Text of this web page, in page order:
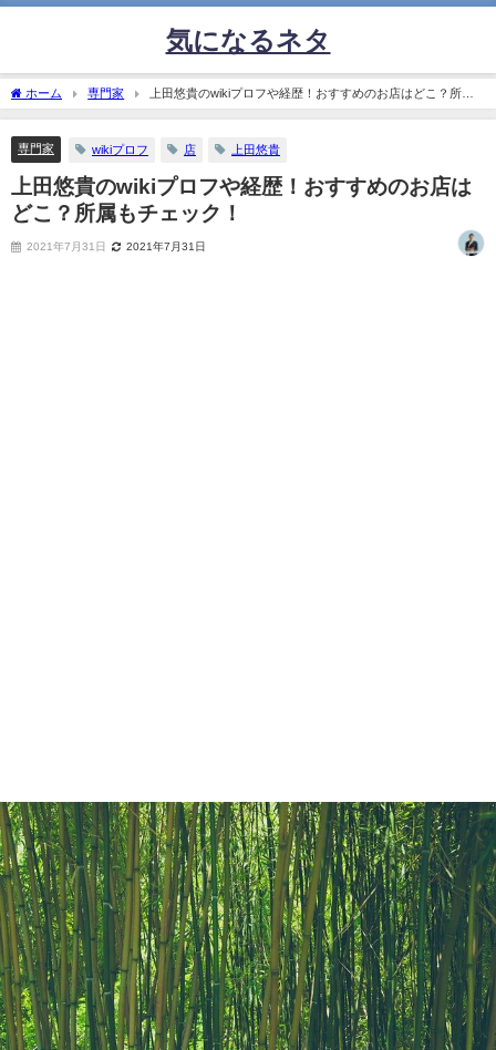
気になるネタ
ホーム 専門家
上田悠貴のwikiプロフや経歴！おすすめのお店はどこ？所属
もチェック！
専門家 wikiプロフ 店 上田悠貴
上田悠貴のwikiプロフや経歴！おすすめのお店は
どこ？所属もチェック！
2021年7月31日 2021年7月31日